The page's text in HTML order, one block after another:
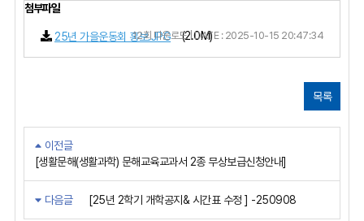
첨부파일
25년 가을운동회 홍보.JPG (2.0M)
12회 다운로드 | DATE : 2025-10-15 20:47:34
목록
이전글
[생활문해(생활과학) 문해교육교과서 2종 무상보급신청안내]
다음글 [25년 2학기 개학공지& 시간표 수정 ] -250908